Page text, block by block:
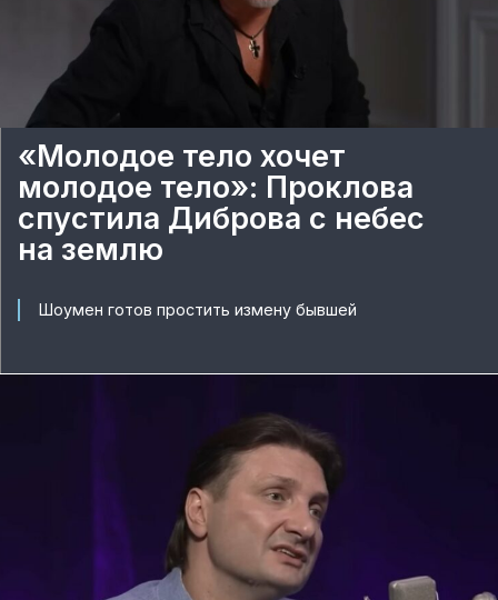
«Молодое тело хочет
молодое тело»: Проклова
спустила Диброва с небес
на землю
Шоумен готов простить измену бывшей